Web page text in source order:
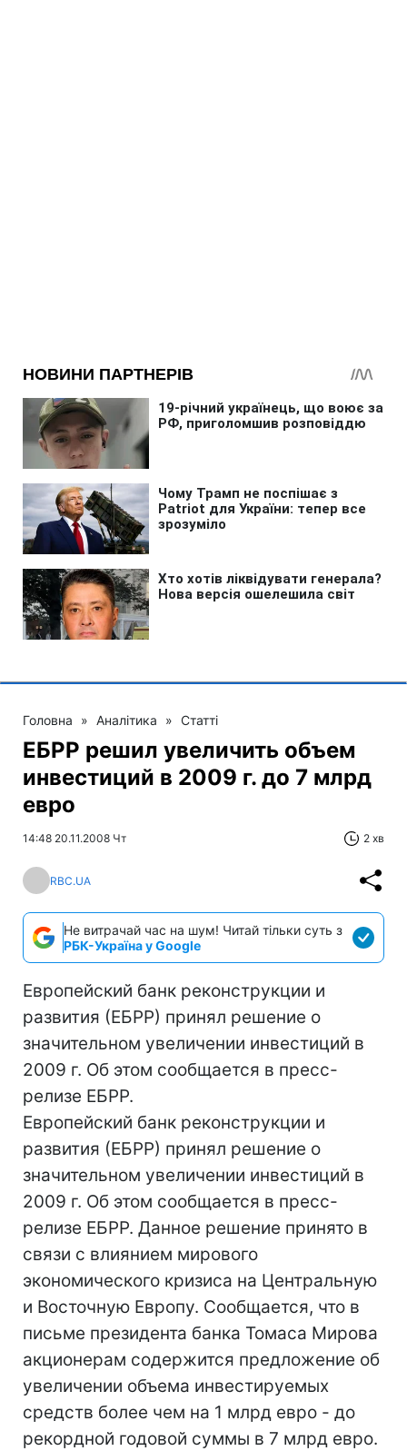
Головна » Аналітика » Статті
ЕБРР решил увеличить объем
инвестиций в 2009 г. до 7 млрд
евро
14:48 20.11.2008 Чт 2 хв
RBC.UA
Не витрачай час на шум! Читай тільки суть з
РБК-Україна у Google
Европейский банк реконструкции и
развития (ЕБРР) принял решение о
значительном увеличении инвестиций в
2009 г. Об этом сообщается в пресс-
релизе ЕБРР.
Европейский банк реконструкции и
развития (ЕБРР) принял решение о
значительном увеличении инвестиций в
2009 г. Об этом сообщается в пресс-
релизе ЕБРР. Данное решение принято в
связи с влиянием мирового
экономического кризиса на Центральную
и Восточную Европу. Сообщается, что в
письме президента банка Томаса Мирова
акционерам содержится предложение об
увеличении объема инвестируемых
средств более чем на 1 млрд евро - до
рекордной годовой суммы в 7 млрд евро.